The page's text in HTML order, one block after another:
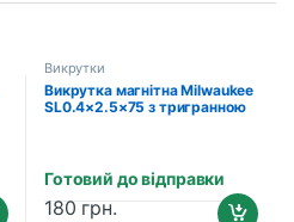
Викрутки
Викрутка магнітна Milwaukee
SL0.4×2.5×75 з тригранною
Готовий до відправки
180 грн.